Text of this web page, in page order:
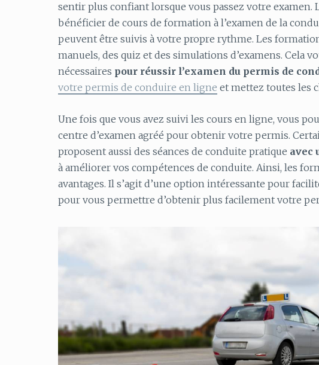
sentir plus confiant lorsque vous passez votre
bénéficier de cours de formation à l’examen de la
peuvent être suivis à votre propre rythme. Les
manuels, des quiz et des simulations d’examens. Cela
nécessaires pour réussir l’examen du permis de
votre permis de conduire en ligne et mettez toutes les
Une fois que vous avez suivi les cours en ligne, vous
centre d’examen agréé pour obtenir votre permis.
proposent aussi des séances de conduite pratique avec
à améliorer vos compétences de conduite. Ainsi, les
avantages. Il s’agit d’une option intéressante pour
pour vous permettre d’obtenir plus facilement votre